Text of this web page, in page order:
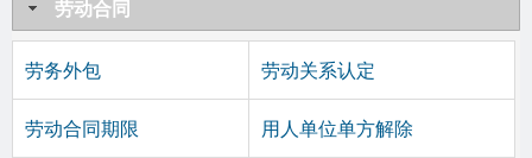
劳动合同
劳务外包 劳动关系认定
劳动合同期限 用人单位单方解除